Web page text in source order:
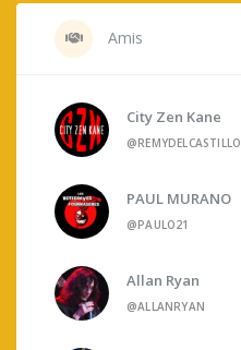
Amis
City Zen Kane
@REMYDELCASTILLO
PAUL MURANO
@PAULO21
Allan Ryan
@ALLANRYAN